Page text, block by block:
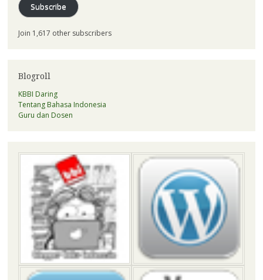
Subscribe
Join 1,617 other subscribers
Blogroll
KBBI Daring
Tentang Bahasa Indonesia
Guru dan Dosen